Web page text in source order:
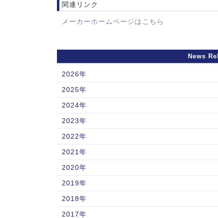
関連リンク
メーカーホームページはこちら
News
2026年
2025年
2024年
2023年
2022年
2021年
2020年
2019年
2018年
2017年